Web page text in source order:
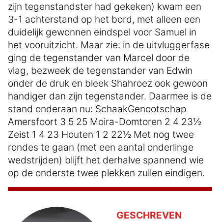
zijn tegenstandster had gekeken) kwam een
3-1 achterstand op het bord, met alleen een
duidelijk gewonnen eindspel voor Samuel in
het vooruitzicht. Maar zie: in de uitvluggerfase
ging de tegenstander van Marcel door de
vlag, bezweek de tegenstander van Edwin
onder de druk en bleek Shahroez ook gewoon
handiger dan zijn tegenstander. Daarmee is de
stand onderaan nu: SchaakGenootschap
Amersfoort 3 5 25 Moira-Domtoren 2 4 23½
Zeist 1 4 23 Houten 1 2 22½ Met nog twee
rondes te gaan (met een aantal onderlinge
wedstrijden) blijft het derhalve spannend wie
op de onderste twee plekken zullen eindigen.
GESCHREVEN